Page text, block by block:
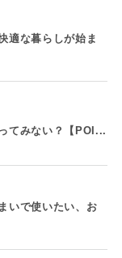
適な暮らしが始ま
てみない？【POI...
いで使いたい、お